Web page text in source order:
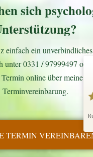
sich
einfach ein
unter 0331 / 97999497
online über meine
Terminvereinbarung.
TERMIN
SEHR GUT
5,00
5,00
2
Bewertungen von
1
anderen Quelle
Blick aufs